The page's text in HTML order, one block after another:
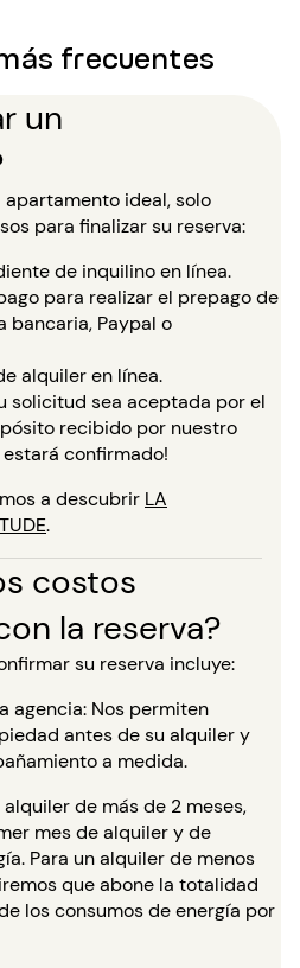
frecuentes
un
ideal, solo
para finalizar su reserva:
de inquilino en línea.
para realizar el prepago de
bancaria, Paypal o
alquiler en línea.
solicitud sea aceptada por el
recibido por nuestro
confirmado!
a descubrir LA
.
costos
la reserva?
su reserva incluye:
agencia: Nos permiten
antes de su alquiler y
a medida.
de más de 2 meses,
mes de alquiler y de
Para un alquiler de menos
que abone la totalidad
los consumos de energía por